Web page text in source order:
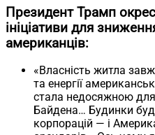
Президент Трамп
ініціативи для
американців:
«Власність житла
та енергії
стала недосяжною
Байдена… Будинки
корпорацій — і